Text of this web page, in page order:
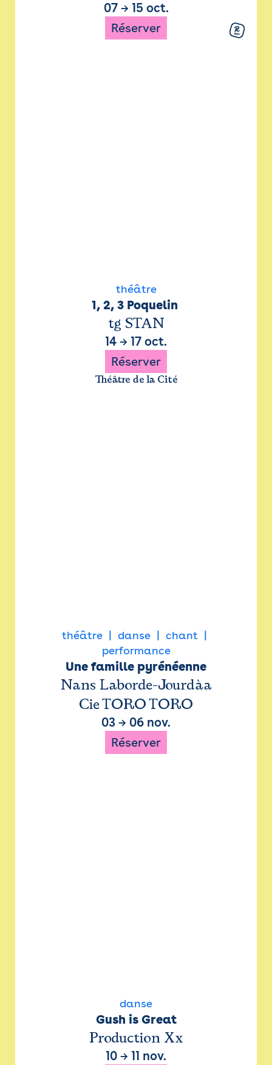
07→ 15 oct.
Réserver
théâtre
1, 2, 3 Poquelin
tg STAN
14 → 17 oct.
Réserver
Théâtre de la Cité
théâtre danse
chant
performance
Une famille pyrénéenne
Nans Laborde-Jourdàa
Cie TORO TORO
03 → 06 nov.
Réserver
danse
Gush is Great
Production Xx
10 → 11 nov.